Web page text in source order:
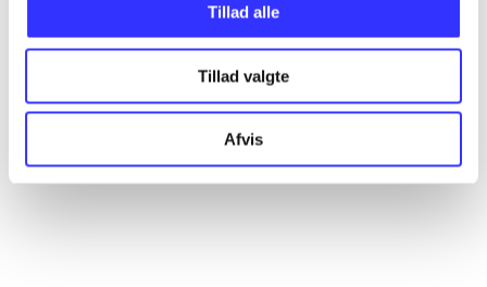
Tillad alle
Tillad valgte
Afvis
Artikler
...